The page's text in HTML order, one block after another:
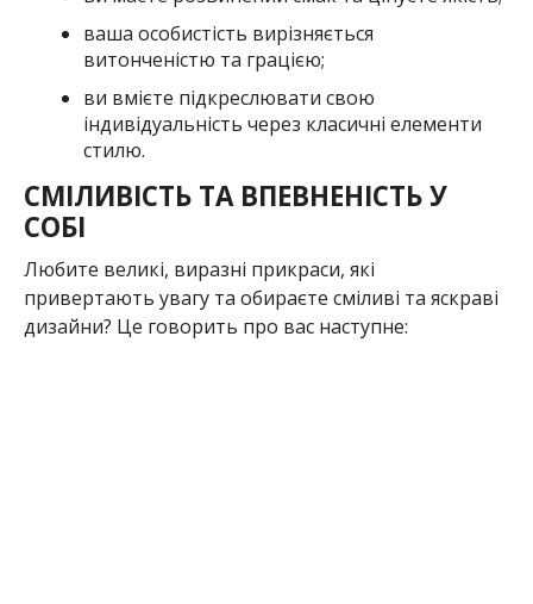
ви вмієте підкреслювати свою
індивідуальність через класичні елементи
стилю.
СМІЛИВІСТЬ ТА ВПЕВНЕНІСТЬ У
СОБІ
Любите великі, виразні прикраси, які
привертають увагу та обираєте сміливі та яскраві
дизайни? Це говорить про вас наступне: